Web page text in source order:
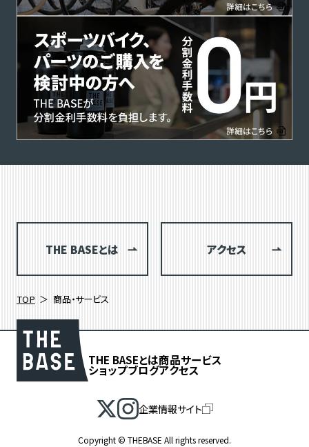
絞り込み検索
THE BASEとは アクセス
TOP 商品・サービス
THE BASEとは商品サービス
ショップブログアクセス
企業情報サイト
Copyright © THEBASE All rights reserved.